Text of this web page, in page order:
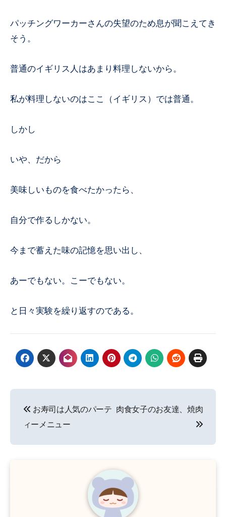
パッチングワーカーさんの失望のため息が聞こえてき
そう。
普通のイギリス人はあまり料理しないから。
私が料理しないのはここ（イギリス）では普通。
しかし
いや、だから
美味しいものを食べたかったら、
自分で作るしかない。
今まで蓄えた味の記憶を思い出し、
あーでもない。こーでもない。
と日々実験を繰り返すのである。
ナ
お寿司は人気のパーテ
ィーメニュー
肉食女子のお友達、焼肉